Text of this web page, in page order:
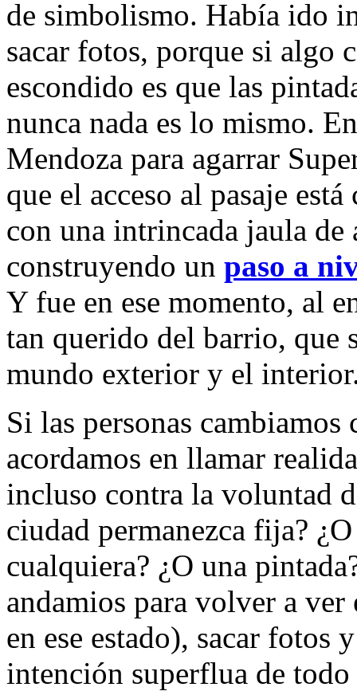
de simbolismo. Había ido
sacar fotos, porque si algo
escondido es que las
nunca nada es lo mismo.
Mendoza para agarrar
que el acceso al pasaje
con una intrincada jaula de
construyendo un paso a
Y fue en ese momento, al
tan querido del barrio, que
mundo exterior y el
Si las personas
acordamos en llamar
incluso contra la voluntad
ciudad permanezca fija?
cualquiera? ¿O una
andamios para volver a
en ese estado), sacar fotos
intención superflua de